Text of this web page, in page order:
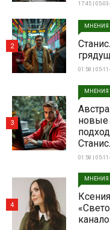
17:45 | 05-
МНЕНИЯ
01:58 | 05-
2
МНЕНИЯ
новые
01:58 | 05-
3
МНЕНИЯ
4